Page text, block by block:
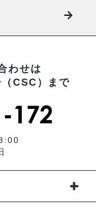
わせは
CSC）まで